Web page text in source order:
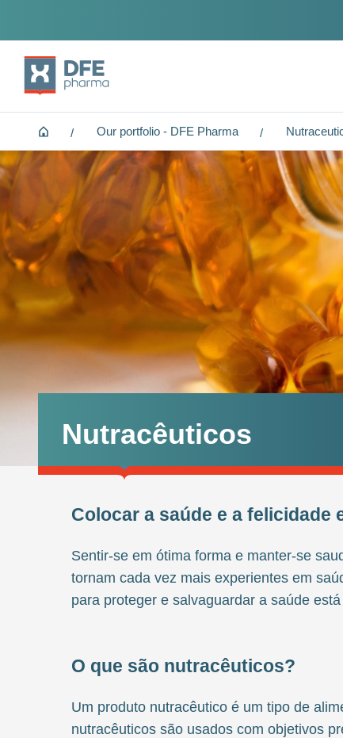
Navegação
Home Our portfolio - DFE Pharma
Nutracêuticos
Colocar a saúde e a felicidade
Sentir-se em ótima forma e manter-se
tornam cada vez mais experientes em
para proteger e salvaguardar a saúde
O que são nutracêuticos?
Um produto nutracêutico é um tipo de
nutracêuticos são usados com objetivos